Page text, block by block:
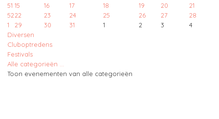
51 15 16 17 18 19 20
21
5222 23 24 25 26 27
28
1
29 30 31 1 2 3
4
Diversen
Cluboptredens
Festivals
Alle categorieën ...
Toon evenementen van alle categorieën